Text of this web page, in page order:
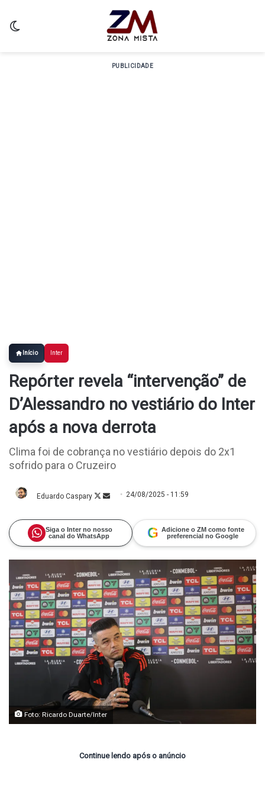
PUBLICIDADE
Início Inter
Repórter revela “intervenção” de
D’Alessandro no vestiário do Inter
após a nova derrota
Clima foi de cobrança no vestiário depois do 2x1
sofrido para o Cruzeiro
Eduardo Caspary FollowMande
24/08/2025 - 11:59
Siga o Inter no nosso
canal do WhatsApp
G Adicione o ZM como fonte
preferencial no Google
Foto: Ricardo Duarte/Inter
Continue lendo após o anúncio